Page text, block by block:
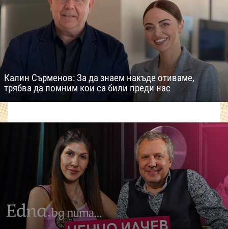
Калин Сърменов: За да знаем накъде отиваме,
трябва да помним кои са били преди нас